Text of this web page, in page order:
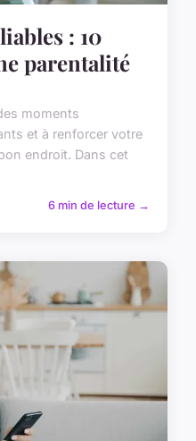
: 10
parentalité
moments
et à renforcer votre
endroit. Dans cet
6 min de lecture →